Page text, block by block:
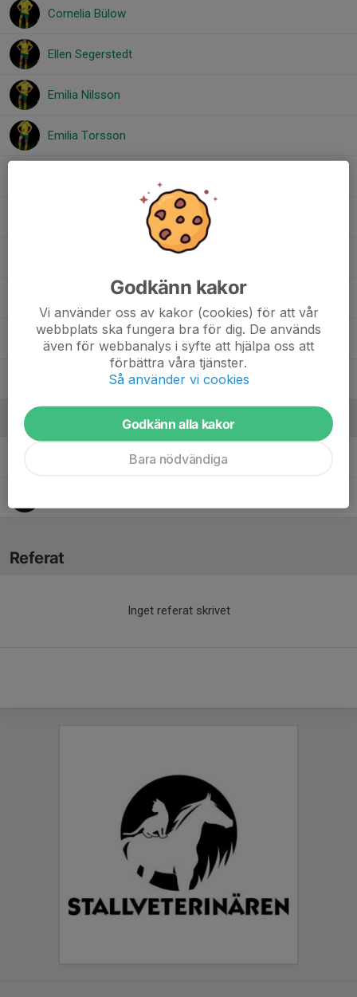
Cornelia Bülow
Ellen Segerstedt
Emilia Nilsson
Emilia Torsson
Saga Segerstedt
Thilda Svensson
Zoë Karlsvärd
Ledare
Amanda SvenssonTränare
Referat
Inget referat skrivet
Godkänn kakor
Vi använder oss av kakor (cookies) för att vår
webbplats ska fungera bra för dig. De används
även för webbanalys i syfte att hjälpa oss att
förbättra våra tjänster.
Så använder vi cookies
Godkänn alla kakor
Bara nödvändiga